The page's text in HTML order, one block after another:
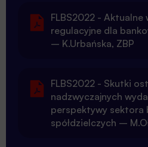
FLBS2022 - Aktualne
regulacyjne dla
– K.Urbańska, ZBP
FLBS2022 - Skutki
nadzwyczajnych
perspektywy sektora
spółdzielczych –